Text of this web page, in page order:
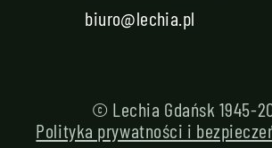
biuro@lechia.pl
© Lechia Gdańsk 1945-
Polityka prywatności i